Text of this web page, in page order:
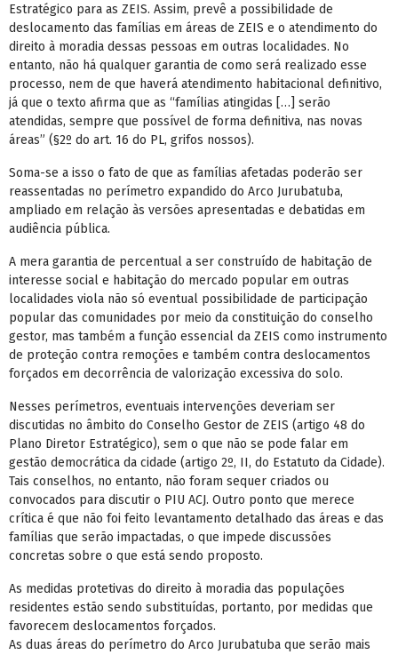
Estratégico para as ZEIS. Assim, prevê a possibilidade de
deslocamento das famílias em áreas de ZEIS e o atendimento do
direito à moradia dessas pessoas em outras localidades. No
entanto, não há qualquer garantia de como será realizado esse
processo, nem de que haverá atendimento habitacional definitivo,
já que o texto afirma que as “famílias atingidas […] serão
atendidas, sempre que possível de forma definitiva, nas novas
áreas” (§2º do art. 16 do PL, grifos nossos).
Soma-se a isso o fato de que as famílias afetadas poderão ser
reassentadas no perímetro expandido do Arco Jurubatuba,
ampliado em relação às versões apresentadas e debatidas em
audiência pública.
A mera garantia de percentual a ser construído de habitação de
interesse social e habitação do mercado popular em outras
localidades viola não só eventual possibilidade de participação
popular das comunidades por meio da constituição do conselho
gestor, mas também a função essencial da ZEIS como instrumento
de proteção contra remoções e também contra deslocamentos
forçados em decorrência de valorização excessiva do solo.
Nesses perímetros, eventuais intervenções deveriam ser
discutidas no âmbito do Conselho Gestor de ZEIS (artigo 48 do
Plano Diretor Estratégico), sem o que não se pode falar em
gestão democrática da cidade (artigo 2º, II, do Estatuto da Cidade).
Tais conselhos, no entanto, não foram sequer criados ou
convocados para discutir o PIU ACJ. Outro ponto que merece
crítica é que não foi feito levantamento detalhado das áreas e das
famílias que serão impactadas, o que impede discussões
concretas sobre o que está sendo proposto.
As medidas protetivas do direito à moradia das populações
residentes estão sendo substituídas, portanto, por medidas que
favorecem deslocamentos forçados.
As duas áreas do perímetro do Arco Jurubatuba que serão mais